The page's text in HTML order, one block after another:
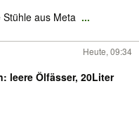
aus Meta ...
Heute, 09:34
leere Ölfässer, 20Liter